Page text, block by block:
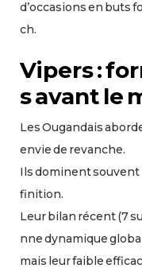
d’occasions en buts
ch.
Vipers :
s avant le
Les Ougandais
envie de revanche.
Ils dominent souvent
finition.
Leur bilan récent (7
nne dynamique
mais leur faible